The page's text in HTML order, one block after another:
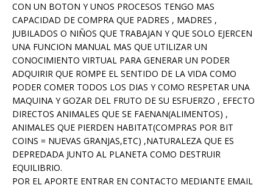
CON UN BOTON Y UNOS PROCESOS TENGO MAS
CAPACIDAD DE COMPRA QUE PADRES , MADRES ,
JUBILADOS O NIÑOS QUE TRABAJAN Y QUE SOLO EJERCEN
UNA FUNCION MANUAL MAS QUE UTILIZAR UN
CONOCIMIENTO VIRTUAL PARA GENERAR UN PODER
ADQUIRIR QUE ROMPE EL SENTIDO DE LA VIDA COMO
PODER COMER TODOS LOS DIAS Y COMO RESPETAR UNA
MAQUINA Y GOZAR DEL FRUTO DE SU ESFUERZO , EFECTO
DIRECTOS ANIMALES QUE SE FAENAN(ALIMENTOS) ,
ANIMALES QUE PIERDEN HABITAT(COMPRAS POR BIT
COINS = NUEVAS GRANJAS,ETC) ,NATURALEZA QUE ES
DEPREDADA JUNTO AL PLANETA COMO DESTRUIR
EQUILIBRIO.
POR EL APORTE ENTRAR EN CONTACTO MEDIANTE EMAIL